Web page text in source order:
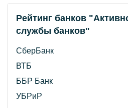
Рейтинг банков
службы банков"
СберБанк
ВТБ
ББР Банк
УБРиР